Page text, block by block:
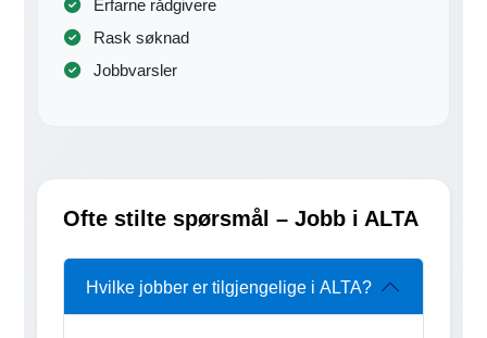
Erfarne rådgivere
Rask søknad
Jobbvarsler
Ofte stilte spørsmål – Jobb i ALTA
Hvilke jobber er tilgjengelige i ALTA?